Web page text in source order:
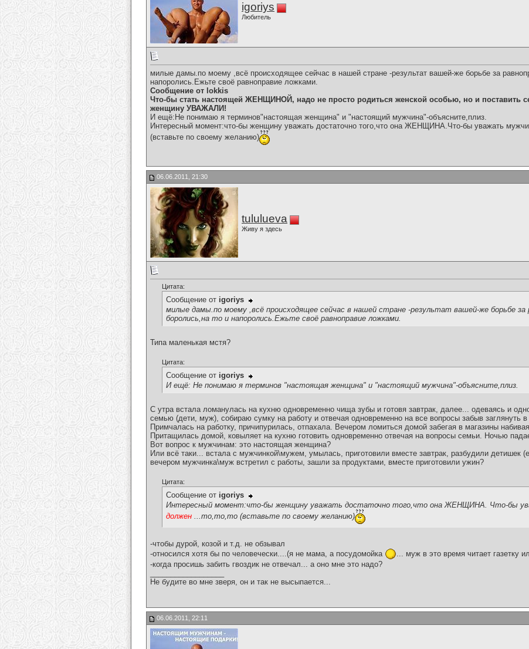
igoriys
Любитель
милые дамы.по моему ,всё происходящее сейчас в нашей стране -результат вашей-же борьбе за
напоролись.Ежьте своё равноправие ложками.
Сообщение от lokkis
Что-бы стать настоящей ЖЕНЩИНОЙ, надо не просто родиться женской особью, но и поставить
женщину УВАЖАЛИ!
И ещё:Не понимаю я терминов"настоящая женщина" и "настоящий мужчина"-объясните,плиз.
Интересный момент:что-бы женщину уважать достаточно того,что она ЖЕНЩИНА.Что-бы уважать
(вставьте по своему желанию)
06.06.2011, 21:30
tululueva
Живу я здесь
Цитата:
Сообщение от igoriys
милые дамы.по моему ,всё происходящее сейчас в нашей стране -результат вашей-же борьбе за
боролись,на то и напоролись.Ежьте своё равноправие ложками.
Типа маленькая мстя?
Цитата:
Сообщение от igoriys
И ещё: Не понимаю я терминов "настоящая женщина" и "настоящий мужчина"-объясните,плиз.
С утра встала ломанулась на кухню одновременно чища зубы и готовя завтрак, далее... одеваясь и
семью (дети, муж), собираю сумку на работу и отвечая одновременно на все вопросы забыв заглянуть в
Примчалась на работку, причипурилась, отпахала. Вечером ломиться домой забегая в магазины
Притащилась домой, ковыляет на кухню готовить одновременно отвечая на вопросы семьи. Ночью
Вот вопрос к мужчинам: это настоящая женщина?
Или всё таки... встала с мужчинкой\мужем, умылась, приготовили вместе завтрак, разбудили детишек
вечером мужчинка\муж встретил с работы, зашли за продуктами, вместе приготовили ужин?
Цитата:
Сообщение от igoriys
Интересный момент:что-бы женщину уважать достаточно того,что она ЖЕНЩИНА. Что-бы
должен ...то,то,то (вставьте по своему желанию)
-чтобы дурой, козой и т.д. не обзывал
-относился хотя бы по человечески....(я не мама, а посудомойка
... муж в это время читает газетку
-когда просишь забить гвоздик не отвечал... а оно мне это надо?
Не будите во мне зверя, он и так не высыпается...
06.06.2011, 22:11